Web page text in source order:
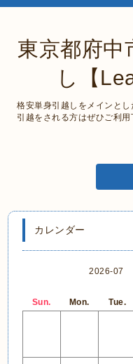
東京都府中
し【
格安単身引越しをメインと
引越をされる方はぜひご利
カレンダー
2026-07
Sun. Mon. Tue.